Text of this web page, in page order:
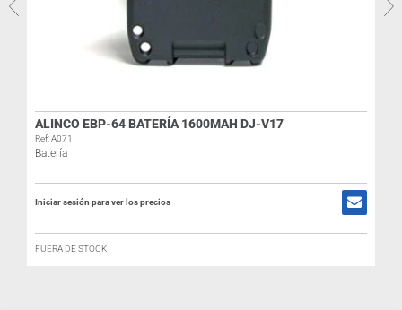
ALINCO EBP-64 BATERÍA 1600MAH DJ-V17
Ref: A071
Batería
Iniciar sesión para ver los precios
FUERA DE STOCK